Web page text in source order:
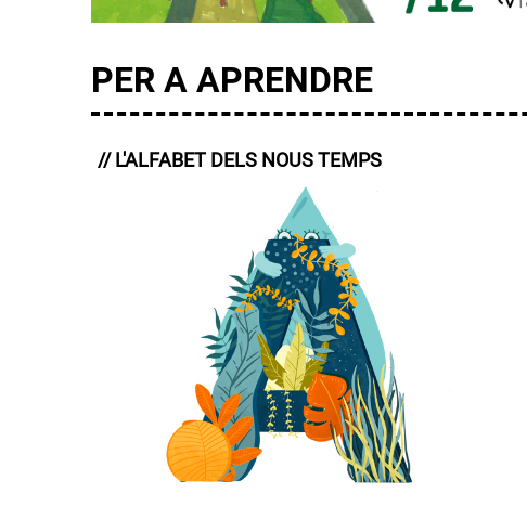
PER A APRENDRE
// L'ALFABET DELS NOUS TEMPS